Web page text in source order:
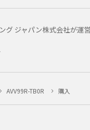
ジャパン株式会社が運営
AVV99R-TB0R 購入